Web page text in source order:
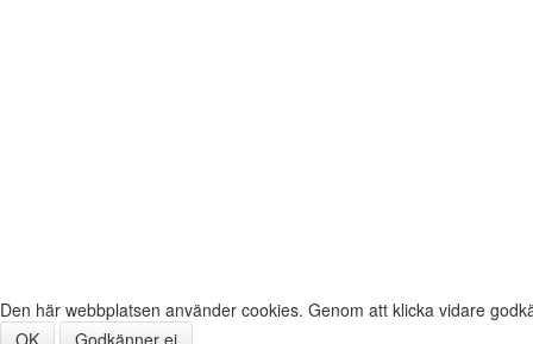
Den här webbplatsen använder cookies. Genom att klicka vidare
OK
Godkänner ej